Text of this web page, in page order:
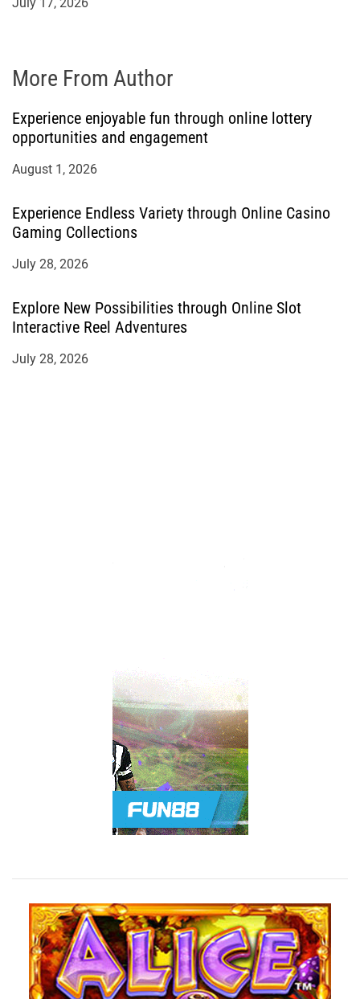
More From Author
Experience enjoyable fun through online lottery
opportunities and engagement
August 1, 2026
Experience Endless Variety through Online Casino
Gaming Collections
July 28, 2026
Explore New Possibilities through Online Slot
Interactive Reel Adventures
July 28, 2026